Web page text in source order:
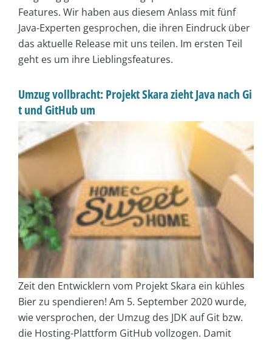
Features. Wir haben aus diesem Anlass mit fünf
Java-Experten gesprochen, die ihren Eindruck über
das aktuelle Release mit uns teilen. Im ersten Teil
geht es um ihre Lieblingsfeatures.
Umzug vollbracht: Projekt Skara zieht Java nach Gi
t und GitHub um
Zeit den Entwicklern vom Projekt Skara ein kühles
Bier zu spendieren! Am 5. September 2020 wurde,
wie versprochen, der Umzug des JDK auf Git bzw.
die Hosting-Plattform GitHub vollzogen. Damit